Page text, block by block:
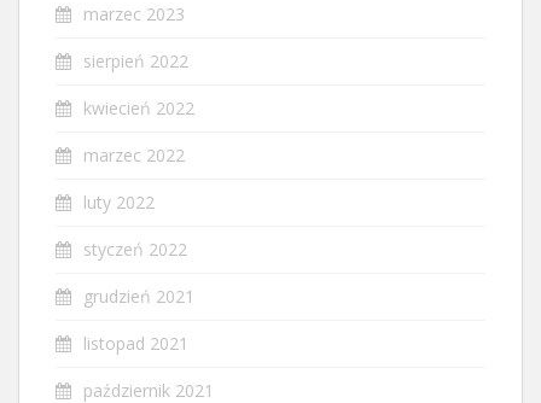
marzec 2023
sierpień 2022
kwiecień 2022
marzec 2022
luty 2022
styczeń 2022
grudzień 2021
listopad 2021
październik 2021